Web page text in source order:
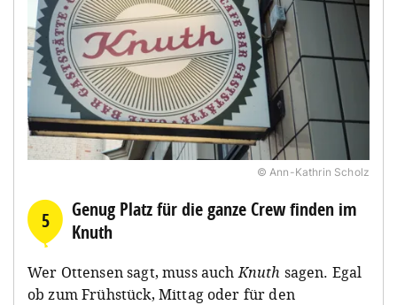
© Ann-Kathrin Scholz
5
Genug Platz für die ganze Crew finden im
Knuth
Wer Ottensen sagt, muss auchKnuth sagen. Egal
ob zum Frühstück, Mittag oder für den